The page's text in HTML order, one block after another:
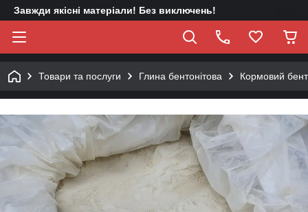
Завжди якісні матеріали! Без виключень!
Товари та послуги Глина бентонітова Кормовий